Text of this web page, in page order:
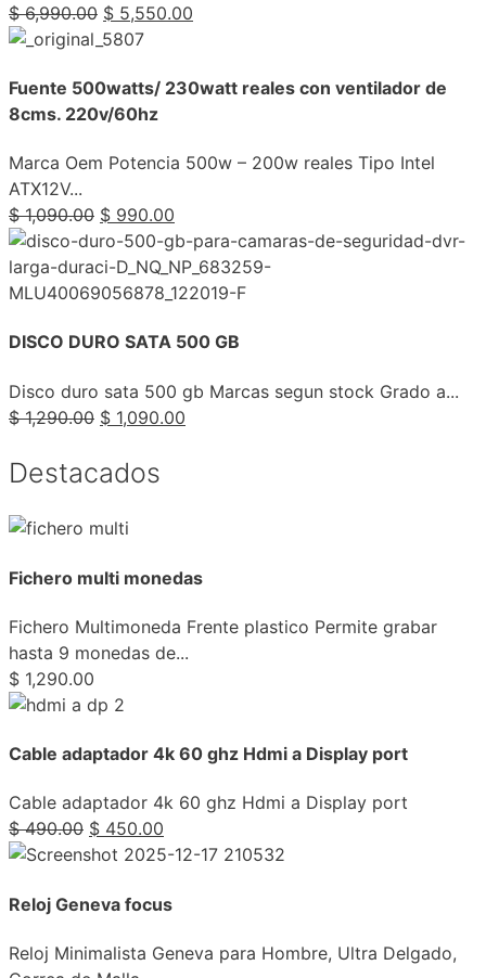
$6,990.00 $ 5,550.00
Fuente 500watts/ 230watt reales con ventilador de
8cms. 220v/60hz
Marca Oem Potencia 500w – 200w reales Tipo Intel
ATX12V...
$1,090.00 $ 990.00
DISCO DURO SATA 500 GB
Disco duro sata 500 gb Marcas segun stock Grado a...
$1,290.00 $ 1,090.00
Destacados
Fichero multi monedas
Fichero Multimoneda Frente plastico Permite grabar
hasta 9 monedas de...
$ 1,290.00
Cable adaptador 4k 60 ghz Hdmi a Display port
Cable adaptador 4k 60 ghz Hdmi a Display port
$490.00 $ 450.00
Reloj Geneva focus
Reloj Minimalista Geneva para Hombre, Ultra Delgado,